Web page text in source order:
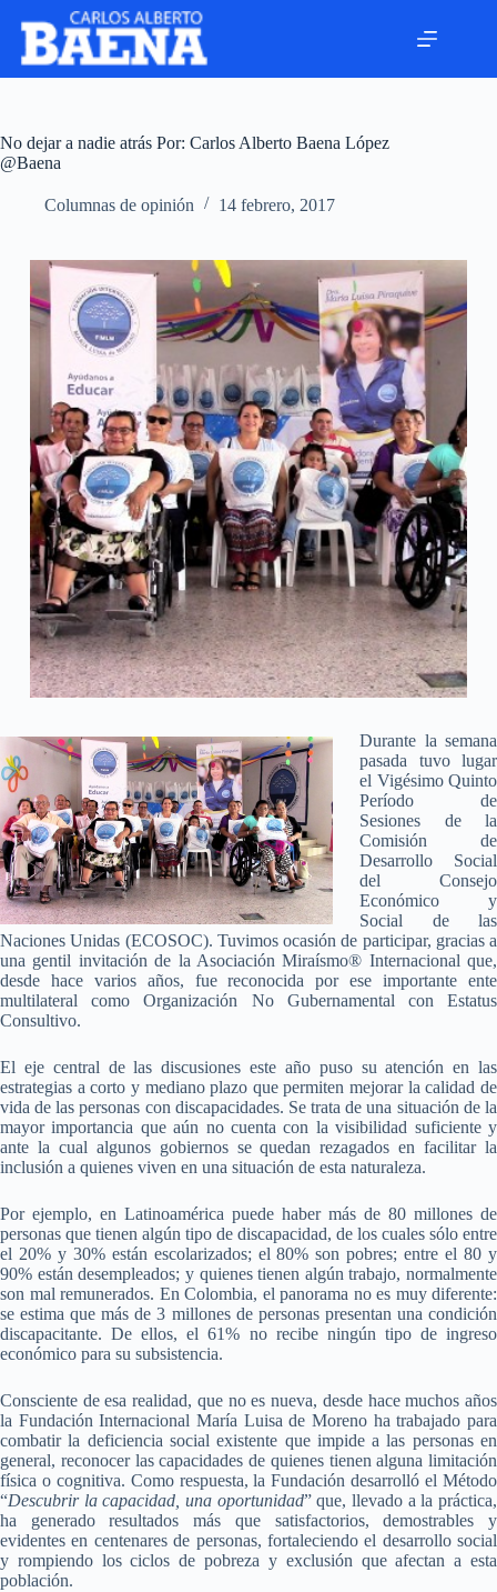
No dejar a nadie atrás Por: Carlos Alberto Baena López
@Baena
Columnas de opinión 14 febrero, 2017
Durante la semana
pasada tuvo lugar
el Vigésimo Quinto
Período de
Sesiones de la
Comisión de
Desarrollo Social
del Consejo
Económico y
Social de las
Naciones Unidas (ECOSOC). Tuvimos ocasión de participar, gracias a
una gentil invitación de la Asociación Miraísmo® Internacional que,
desde hace varios años, fue reconocida por ese importante ente
multilateral como Organización No Gubernamental con Estatus
Consultivo.
El eje central de las discusiones este año puso su atención en las
estrategias a corto y mediano plazo que permiten mejorar la calidad de
vida de las personas con discapacidades. Se trata de una situación de la
mayor importancia que aún no cuenta con la visibilidad suficiente y
ante la cual algunos gobiernos se quedan rezagados en facilitar la
inclusión a quienes viven en una situación de esta naturaleza.
Por ejemplo, en Latinoamérica puede haber más de 80 millones de
personas que tienen algún tipo de discapacidad, de los cuales sólo entre
el 20% y 30% están escolarizados; el 80% son pobres; entre el 80 y
90% están desempleados; y quienes tienen algún trabajo, normalmente
son mal remunerados. En Colombia, el panorama no es muy diferente:
se estima que más de 3 millones de personas presentan una condición
discapacitante. De ellos, el 61% no recibe ningún tipo de ingreso
económico para su subsistencia.
Consciente de esa realidad, que no es nueva, desde hace muchos años
la Fundación Internacional María Luisa de Moreno ha trabajado para
combatir la deficiencia social existente que impide a las personas en
general, reconocer las capacidades de quienes tienen alguna limitación
física o cognitiva. Como respuesta, la Fundación desarrolló el Método
“Descubrir la capacidad, una oportunidad” que, llevado a la práctica,
ha generado resultados más que satisfactorios, demostrables y
evidentes en centenares de personas, fortaleciendo el desarrollo social
y rompiendo los ciclos de pobreza y exclusión que afectan a esta
población.